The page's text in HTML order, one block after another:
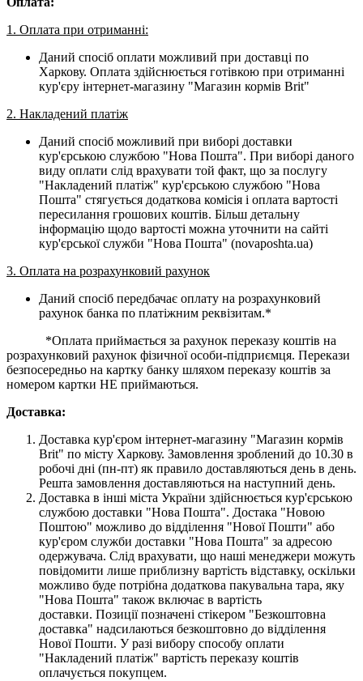
1. Оплата при отриманні:
Даний спосіб оплати можливий при доставці по
Харкову. Оплата здійснюється готівкою при отриманні
кур'єру інтернет-магазину "Магазин кормів Brit"
2. Накладений платіж
Даний спосіб можливий при виборі доставки
кур'єрською службою "Нова Пошта". При виборі даного
виду оплати слід врахувати той факт, що за послугу
"Накладений платіж" кур'єрською службою "Нова
Пошта" стягується додаткова комісія і оплата вартості
пересилання грошових коштів. Більш детальну
інформацію щодо вартості можна уточнити на сайті
кур'єрської служби "Нова Пошта" (novaposhta.ua)
3. Оплата на розрахунковий рахунок
Даний спосіб передбачає оплату на розрахунковий
рахунок банка по платіжним реквізитам.*
*Оплата приймається за рахунок переказу коштів на
розрахунковий рахунок фізичної особи-підприємця. Перекази
безпосередньо на картку банку шляхом переказу коштів за
номером картки НЕ приймаються.
Доставка:
Доставка кур'єром інтернет-магазину "Магазин кормів
Brit" по місту Харкову. Замовлення зроблений до 10.30 в
робочі дні (пн-пт) як правило доставляються день в день.
Решта замовлення доставляються на наступний день.
Доставка в інші міста України здійснюється кур'єрською
службою доставки "Нова Пошта". Достака "Новою
Поштою" можливо до відділення "Нової Пошти" або
кур'єром служби доставки "Нова Пошта" за адресою
одержувача. Слід врахувати, що наші менеджери можуть
повідомити лише приблизну вартість відставку, оскільки
можливо буде потрібна додаткова пакувальна тара, яку
"Нова Пошта" також включає в вартість
доставки. Позиції позначені стікером "Безкоштовна
доставка" надсилаються безкоштовно до відділення
Нової Пошти. У разі вибору способу оплати
"Накладений платіж" вартість переказу коштів
оплачується покупцем.